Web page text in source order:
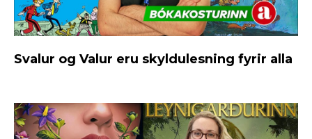
Svalur og Valur eru skyldulesning fyrir alla